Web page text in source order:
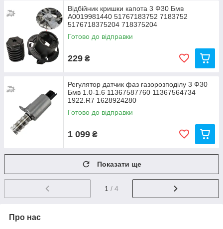
Відбійник кришки капота 3 Ф30 Бмв
A0019981440 51767183752 7183752
5176718375204 718375204
Готово до відправки
229 ₴
Регулятор датчик фаз газорозподілу 3 Ф30
Бмв 1.0-1.6 11367587760 11367564734
1922.R7 1628924280
Готово до відправки
1 099 ₴
Показати ще
1 / 4
Про нас